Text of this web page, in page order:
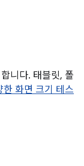
니다. 태블릿, 폴
한 화면 크기 테스